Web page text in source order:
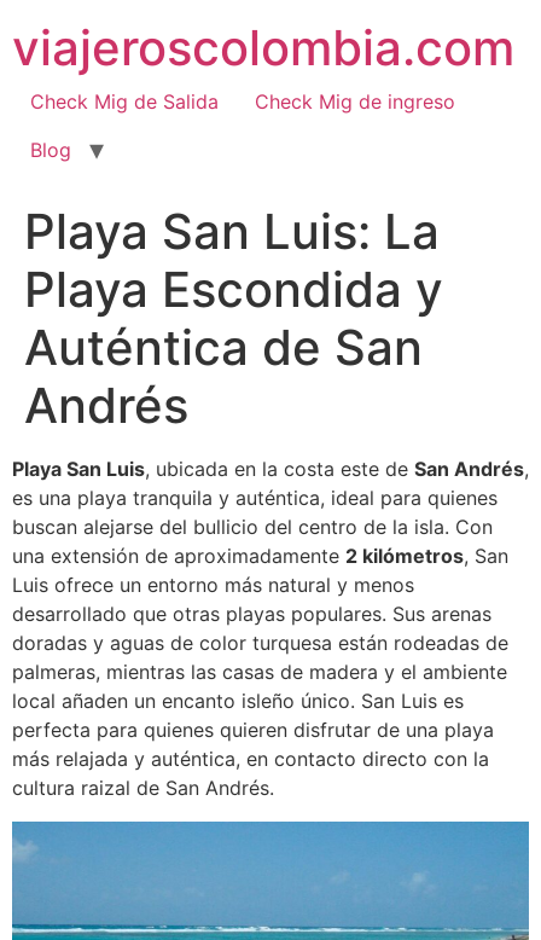
al
contenido
viajeroscolombia.com
Check Mig de Salida
Check Mig de ingreso
Blog
Playa San Luis: La
Playa Escondida y
Auténtica de San
Andrés
Playa San Luis, ubicada en la costa este de San Andrés,
es una playa tranquila y auténtica, ideal para quienes
buscan alejarse del bullicio del centro de la isla. Con
una extensión de aproximadamente 2 kilómetros, San
Luis ofrece un entorno más natural y menos
desarrollado que otras playas populares. Sus arenas
doradas y aguas de color turquesa están rodeadas de
palmeras, mientras las casas de madera y el ambiente
local añaden un encanto isleño único. San Luis es
perfecta para quienes quieren disfrutar de una playa
más relajada y auténtica, en contacto directo con la
cultura raizal de San Andrés.